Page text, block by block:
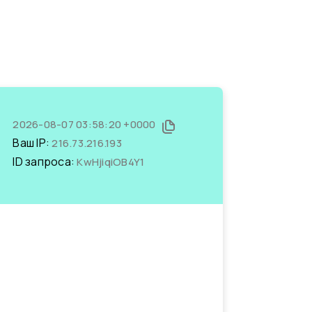
2026-08-07 03:58:20 +0000
Ваш IP:216.73.216.193
ID запроса:KwHjiqiOB4Y1